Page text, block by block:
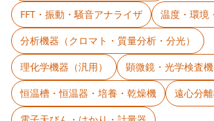
FFT・振動・騒音アナライザ
温度・環境
分析機器（クロマト・質量分析・分光）
理化学機器（汎用）
顕微鏡・光学検査
恒温槽・恒温器・培養・乾燥機
遠心分